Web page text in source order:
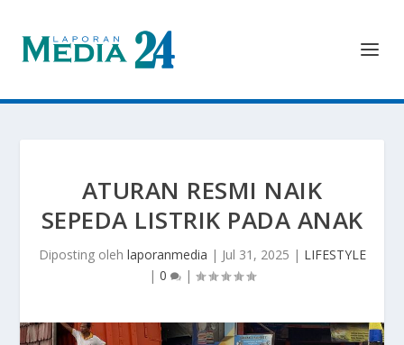
ATURAN RESMI NAIK
SEPEDA LISTRIK PADA ANAK
Diposting oleh laporanmedia | Jul 31, 2025 | LIFESTYLE
| 0 |